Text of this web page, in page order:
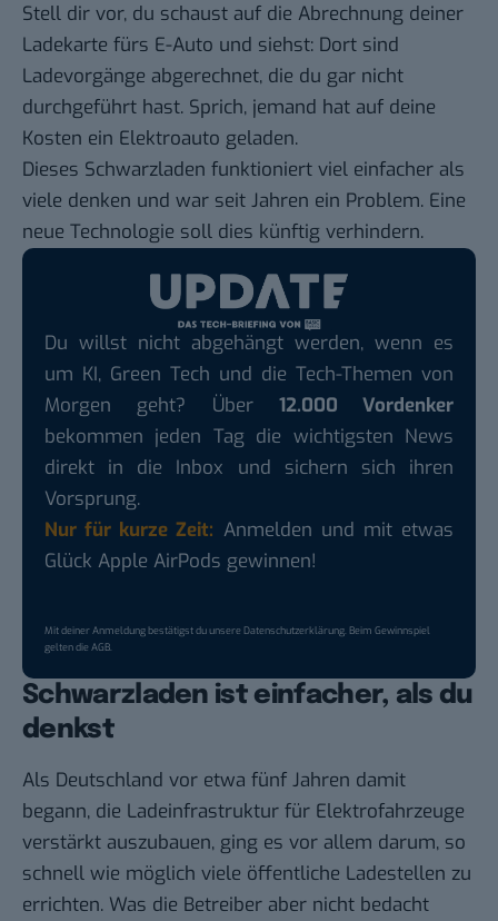
Stell dir vor, du schaust auf die Abrechnung deiner
Ladekarte fürs E-Auto und siehst: Dort sind
Ladevorgänge abgerechnet, die du gar nicht
durchgeführt hast. Sprich, jemand hat auf deine
Kosten ein Elektroauto geladen.
Dieses Schwarzladen funktioniert viel einfacher als
viele denken und war seit Jahren ein Problem. Eine
neue Technologie soll dies künftig verhindern.
Du willst nicht abgehängt werden, wenn es
um KI, Green Tech und die Tech-Themen von
Morgen geht? Über 12.000 Vordenker
bekommen jeden Tag die wichtigsten News
direkt in die Inbox und sichern sich ihren
Vorsprung.
Nur für kurze Zeit: Anmelden und mit etwas
Glück Apple AirPods gewinnen!
Mit deiner Anmeldung bestätigst du unsereDatenschutzerklärung. Beim Gewinnspiel
gelten dieAGB.
Schwarzladen ist einfacher, als du
denkst
Als Deutschland vor etwa fünf Jahren damit
begann, die Ladeinfrastruktur für Elektrofahrzeuge
verstärkt auszubauen, ging es vor allem darum, so
schnell wie möglich viele öffentliche Ladestellen zu
errichten. Was die Betreiber aber nicht bedacht